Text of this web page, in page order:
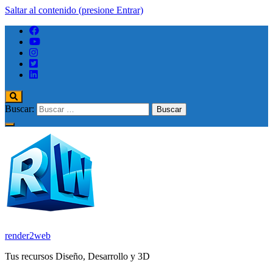
Saltar al contenido (presione Entrar)
Buscar:
render2web
Tus recursos Diseño, Desarrollo y 3D